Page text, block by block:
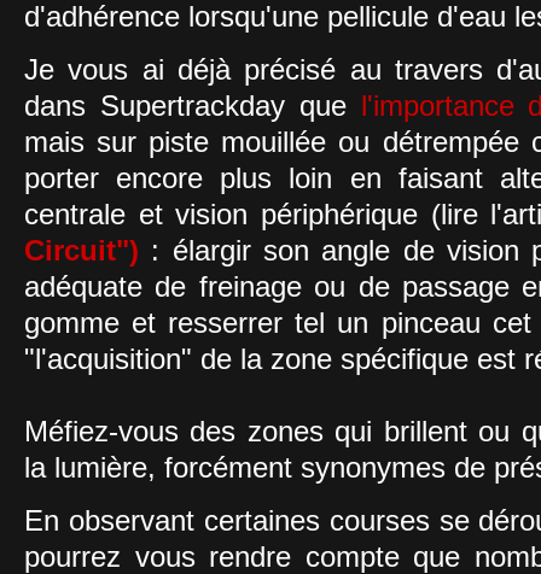
d'adhérence lorsqu'une pellicule d'eau
Je vous ai déjà précisé au travers
dans Supertrackday que l'importance
mais sur piste mouillée ou détrempée
porter encore plus loin en faisant
centrale et vision périphérique (lire
Circuit") : élargir son angle de vision
adéquate de freinage ou de passage
gomme et resserrer tel un pinceau
"l'acquisition" de la zone spécifique est
Méfiez-vous des zones qui brillent ou
la lumière, forcément synonymes de
En observant certaines courses se
pourrez vous rendre compte que